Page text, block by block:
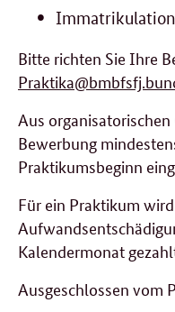
Bitte richten Sie Ihre
Aus
Bewerbung
Praktikumsbeginn
Für ein Praktikum
Kalendermonat
Ausgeschlossen vom